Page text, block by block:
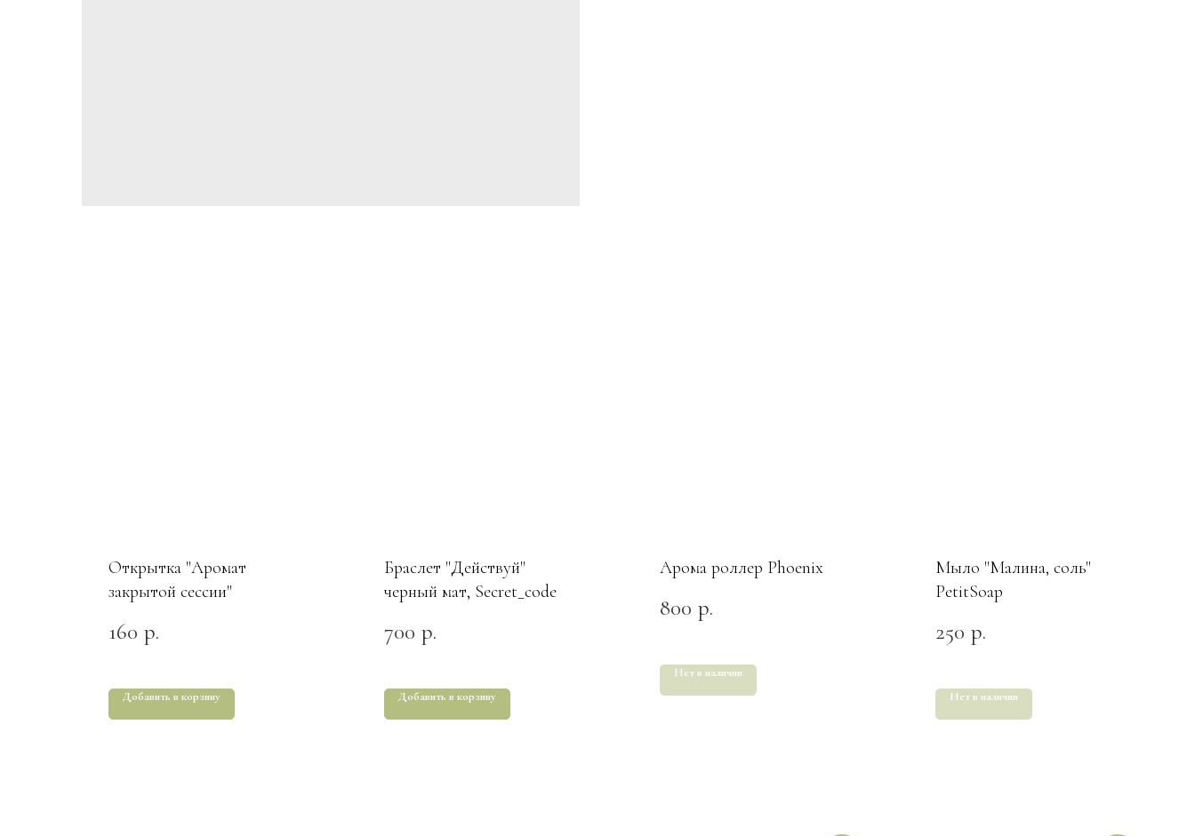
Открытка "Аромат
закрытой сессии"
160 р.
Добавить в корзину
Браслет "Действуй"
черный мат, Secret_code
700 р.
Добавить в корзину
Арома роллер Phoenix
800 р.
Нет в наличии
Мыло "Малина, соль"
PetitSoap
250 р.
Нет в наличии